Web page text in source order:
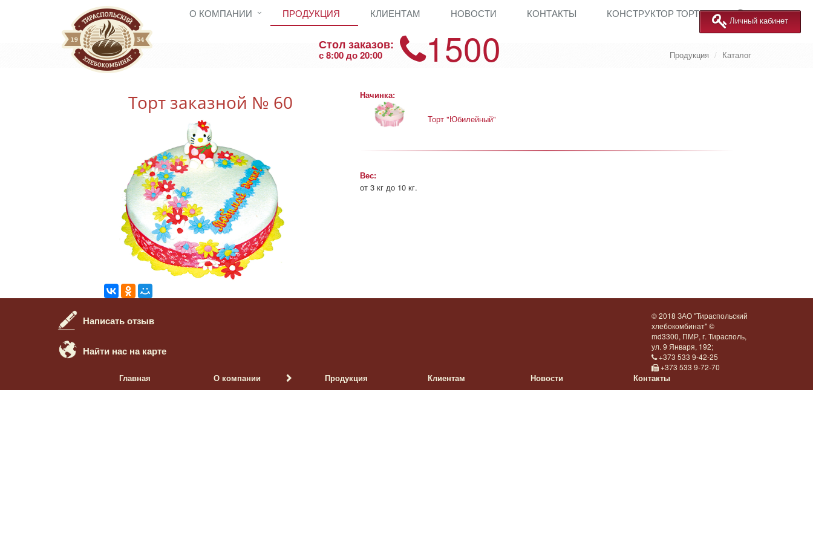
Стол заказов:
с 8:00 до 20:00 1500
О КОМПАНИИ ПРОДУКЦИЯ КЛИЕНТАМ НОВОСТИ КОНТАКТЫ КОНСТРУКТОР ТОРТОВ
Продукция Каталог
Личный кабинет
Торт заказной № 60 Начинка:
Торт "Юбилейный"
Вес:
от 3 кг до 10 кг.
Написать отзыв
Найти нас на карте
© 2018 ЗАО "Тираспольский
хлебокомбинат" ©
md3300, ПМР, г. Тирасполь,
ул. 9 Января, 192;
+373 533 9-42-25
+373 533 9-72-70
Главная О компании Продукция Клиентам Новости Контакты